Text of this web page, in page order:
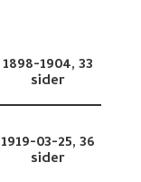
1898-1904,33
sider
1919-03-25,36
sider